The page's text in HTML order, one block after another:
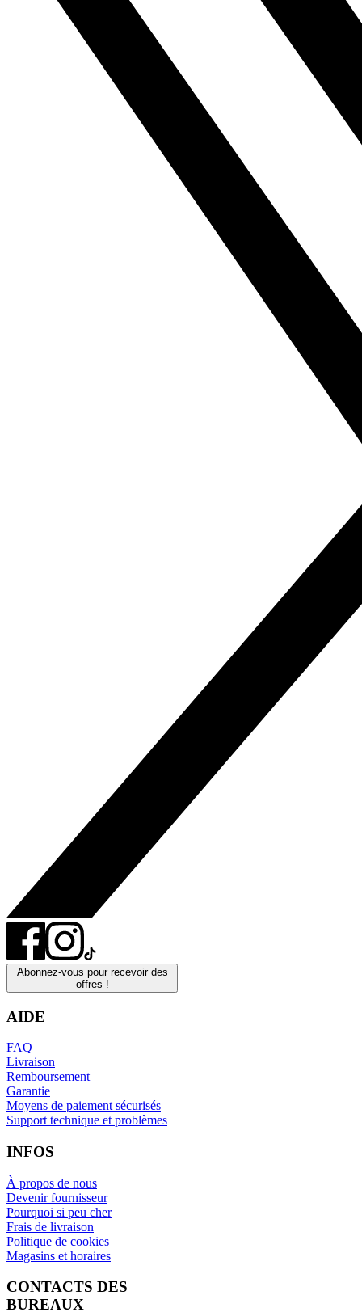
Abonnez-vous pour recevoir des
offres !
AIDE
FAQ
Livraison
Remboursement
Garantie
Moyens de paiement sécurisés
Support technique et problèmes
INFOS
À propos de nous
Devenir fournisseur
Pourquoi si peu cher
Frais de livraison
Politique de cookies
Magasins et horaires
CONTACTS DES
BUREAUX